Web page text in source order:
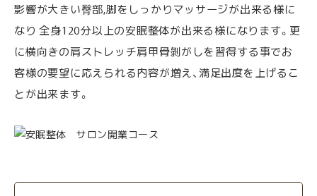
影響が大きい臀部,脚をしっかりマッサージが出来る様に
なり 全身120分以上の安眠整体が出来る様になります。更
に横向きの肩ストレッチ肩甲骨剝がしを習得する事でお
客様の要望に応えられる内容が増え、満足出度を上げるこ
とが出来ます。